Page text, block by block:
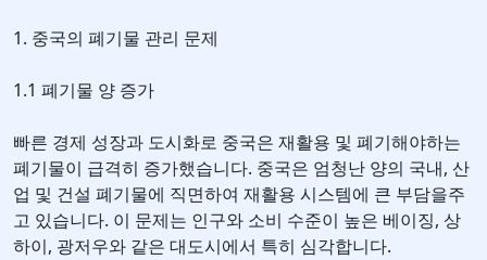
1. 중국의 폐기물 관리 문제
1.1 폐기물 양 증가
빠른 경제 성장과 도시화로 중국은 재활용 및 폐기해야하는
폐기물이 급격히 증가했습니다. 중국은 엄청난 양의 국내, 산
업 및 건설 폐기물에 직면하여 재활용 시스템에 큰 부담을주
고 있습니다. 이 문제는 인구와 소비 수준이 높은 베이징, 상
하이, 광저우와 같은 대도시에서 특히 심각합니다.